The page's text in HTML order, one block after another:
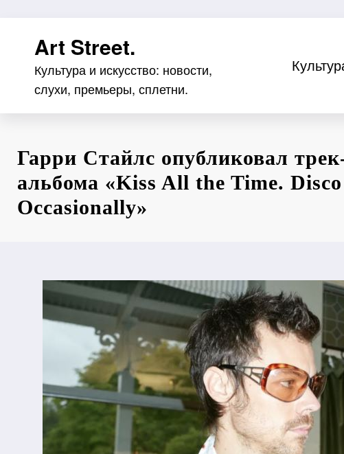
содержимомуArt Street.
Культура и искусство: новости,
слухи, премьеры, сплетни.
Гарри Стайлс опубликовал
альбома «Kiss All the Time. Disco
Occasionally»